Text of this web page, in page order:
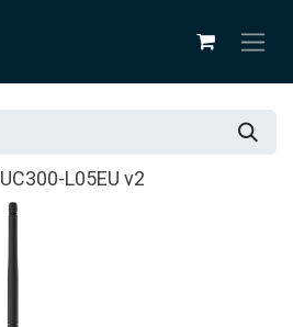
UC300-L05EU v2